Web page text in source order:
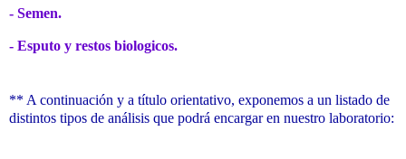
- Semen.
- Esputo y restos biologicos.
** A continuación y a título orientativo, exponemos a un listado de
distintos tipos de análisis que podrá encargar en nuestro laboratorio: